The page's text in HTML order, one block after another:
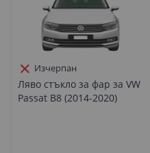
Изчерпан
Ляво стъкло за фар за VW
Passat B8 (2014-2020)